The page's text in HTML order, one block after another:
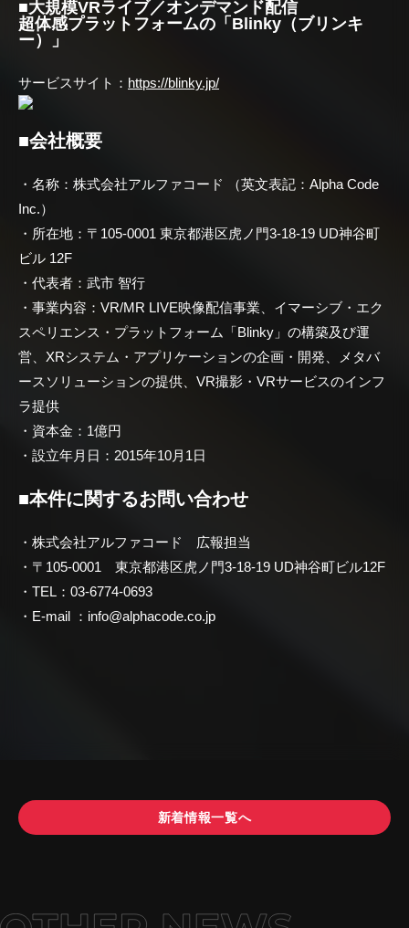
■大規模VRライブ／オンデマンド配信
超体感プラットフォームの「Blinky（ブリンキ
ー）」
サービスサイト： https://blinky.jp/
■会社概要
・名称：株式会社アルファコード （英文表記：Alpha Code
Inc.）
・所在地：〒105-0001 東京都港区虎ノ門3-18-19 UD神谷町
ビル 12F
・代表者：武市 智行
・事業内容：VR/MR LIVE映像配信事業、イマーシブ・エク
スペリエンス・プラットフォーム「Blinky」の構築及び運
営、XRシステム・アプリケーションの企画・開発、メタバ
ースソリューションの提供、VR撮影・VRサービスのインフ
ラ提供
・資本金：1億円
・設立年月日：2015年10月1日
■本件に関するお問い合わせ
・株式会社アルファコード 広報担当
・〒105-0001 東京都港区虎ノ門3-18-19 UD神谷町ビル12F
・TEL：03-6774-0693
・E-mail ：info@alphacode.co.jp
新着情報一覧へ